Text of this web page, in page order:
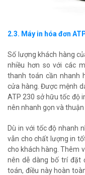
2.3. Máy in hóa đơn
Số lượng khách hàng
nhiều hơn so với các
thanh toán cần nhanh
cửa hàng. Được mệnh
ATP 230 sở hữu tốc độ
nên nhanh gọn và
Dù in với tốc độ nhanh
vẫn cho chất lượng in
cho khách hàng. Thêm
nên dễ dàng bố trí đặt
toán, điều này hoàn